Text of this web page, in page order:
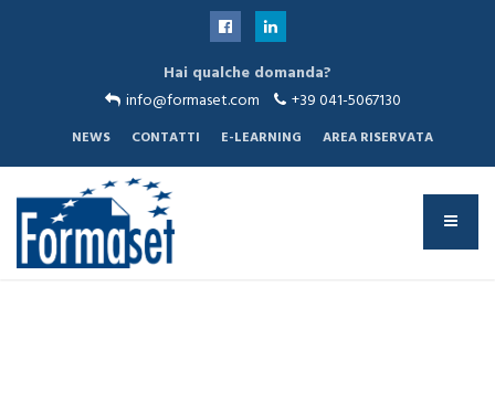
Hai qualche domanda?
info@formaset.com
+39 041-5067130
NEWS CONTATTI E-LEARNING AREA RISERVATA